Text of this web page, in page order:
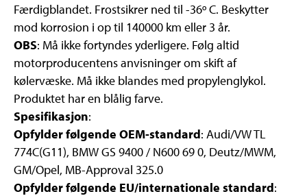
Færdigblandet. Frostsikrer ned til -36º C. Beskytter
mod korrosion i op til 140000 km eller 3 år.
OBS: Må ikke fortyndes yderligere. Følg altid
motorproducentens anvisninger om skift af
kølervæske. Må ikke blandes med propylenglykol.
Produktet har en blålig farve.
Spesifikasjon:
Opfylder følgende OEM-standard: Audi/VW TL
774C(G11), BMW GS 9400 / N600 69 0, Deutz/MWM,
GM/Opel, MB-Approval 325.0
Opfylder følgende EU/internationale standard: